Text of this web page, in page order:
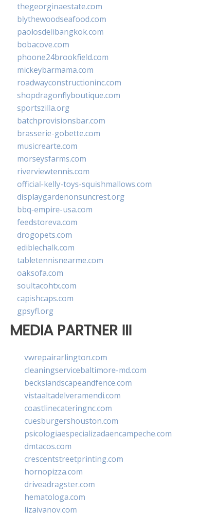
thegeorginaestate.com
blythewoodseafood.com
paolosdelibangkok.com
bobacove.com
phoone24brookfield.com
mickeybarmama.com
roadwayconstructioninc.com
shopdragonflyboutique.com
sportszilla.org
batchprovisionsbar.com
brasserie-gobette.com
musicrearte.com
morseysfarms.com
riverviewtennis.com
official-kelly-toys-squishmallows.com
displaygardenonsuncrest.org
bbq-empire-usa.com
feedstoreva.com
drogopets.com
ediblechalk.com
tabletennisnearme.com
oaksofa.com
soultacohtx.com
capishcaps.com
gpsyfl.org
MEDIA PARTNER III
vwrepairarlington.com
cleaningservicebaltimore-md.com
beckslandscapeandfence.com
vistaaltadelveramendi.com
coastlinecateringnc.com
cuesburgershouston.com
psicologiaespecializadaencampeche.com
dmtacos.com
crescentstreetprinting.com
hornopizza.com
driveadragster.com
hematologa.com
lizaivanov.com